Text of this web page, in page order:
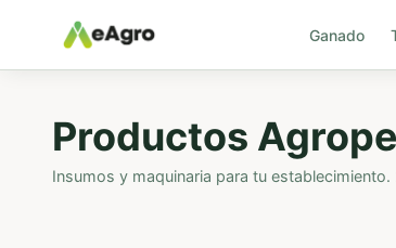
Ganado
Productos
Insumos y maquinaria para tu